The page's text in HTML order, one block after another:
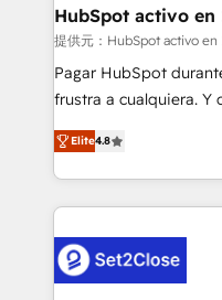
helps the following
improvement &
commercialization,
SaaS, Software Dev &
the United States, EU,
America. From casual user to super fan: make
HubSpot activo en
提供元：HubSpot activo en
Pagar HubSpot
frustra a cualquiera. Y
herramienta: es del
implementó. Trabajamos con un catálogo de +80
casos de uso: cada
concreto de tu
en paralelo cuando
confirmamos
Elite4.8